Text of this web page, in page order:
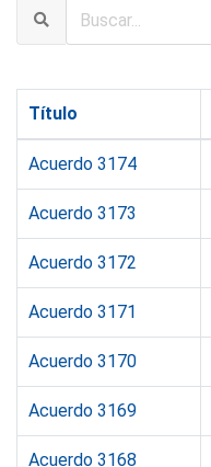
Título
Acuerdo 3174
Acuerdo 3173
Acuerdo 3172
Acuerdo 3171
Acuerdo 3170
Acuerdo 3169
Acuerdo 3168